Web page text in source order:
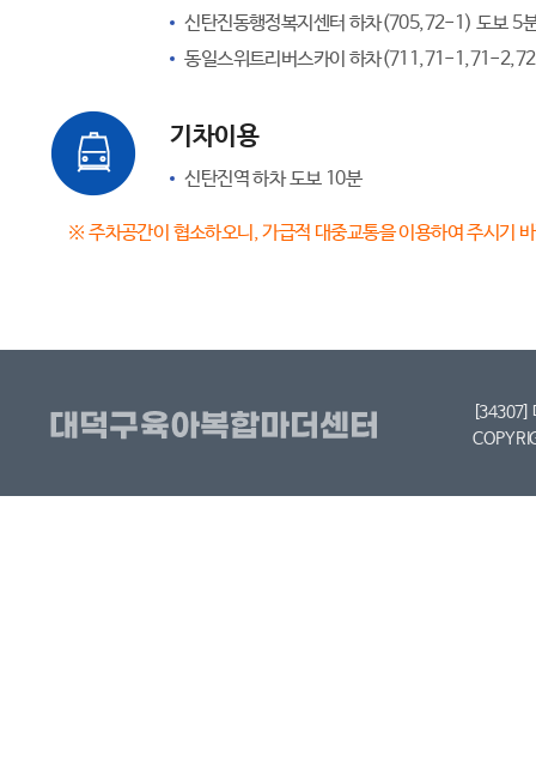
신탄진동행정복지센터 하차(705,72-1) 도보 5
동일스위트리버스카이 하차(711,71-1,71-
기차이용
신탄진역 하차 도보 10분
※ 주차공간이 협소하오니, 가급적 대중교통을 이용하여 주시기
[34307]